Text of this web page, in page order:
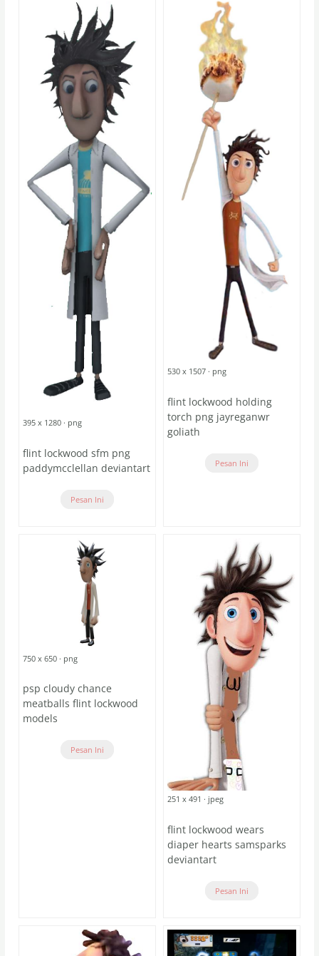
395 x 1280 · png
flint lockwood sfm png
paddymcclellan deviantart
Pesan Ini
530 x 1507 · png
flint lockwood holding
torch png jayreganwr
goliath
Pesan Ini
750 x 650 · png
psp cloudy chance
meatballs flint lockwood
models
Pesan Ini
251 x 491 · jpeg
flint lockwood wears
diaper hearts samsparks
deviantart
Pesan Ini